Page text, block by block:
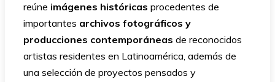
reúne imágenes históricas procedentes de
importantes archivos fotográficos y
producciones contemporáneas de reconocidos
artistas residentes en Latinoamérica, además de
una selección de proyectos pensados y